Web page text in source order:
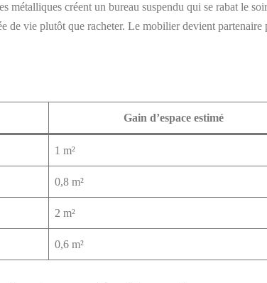
métalliques créent un bureau suspendu qui se rabat le
de vie plutôt que racheter. Le mobilier devient
Gain d’espace estimé
1 m²
0,8 m²
2 m²
0,6 m²